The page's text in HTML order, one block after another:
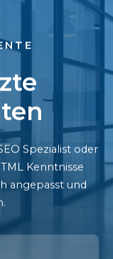
Spezialist oder
Kenntnisse
angepasst und